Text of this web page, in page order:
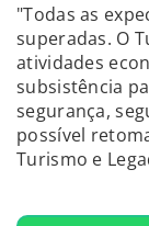
"Todas as
superadas. O
atividades
subsistência
segurança,
possível
Turismo e